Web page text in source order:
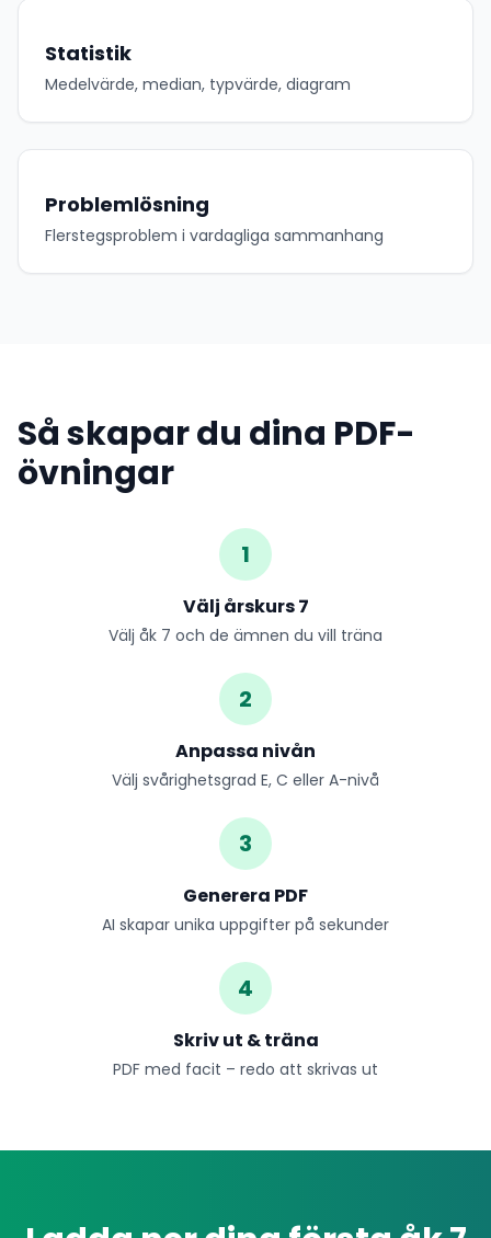
Statistik
Medelvärde, median, typvärde, diagram
Problemlösning
Flerstegsproblem i vardagliga sammanhang
Så skapar du dina PDF-
övningar
1
Välj årskurs 7
Välj åk 7 och de ämnen du vill träna
2
Anpassa nivån
Välj svårighetsgrad E, C eller A-nivå
3
Generera PDF
AI skapar unika uppgifter på sekunder
4
Skriv ut & träna
PDF med facit – redo att skrivas ut